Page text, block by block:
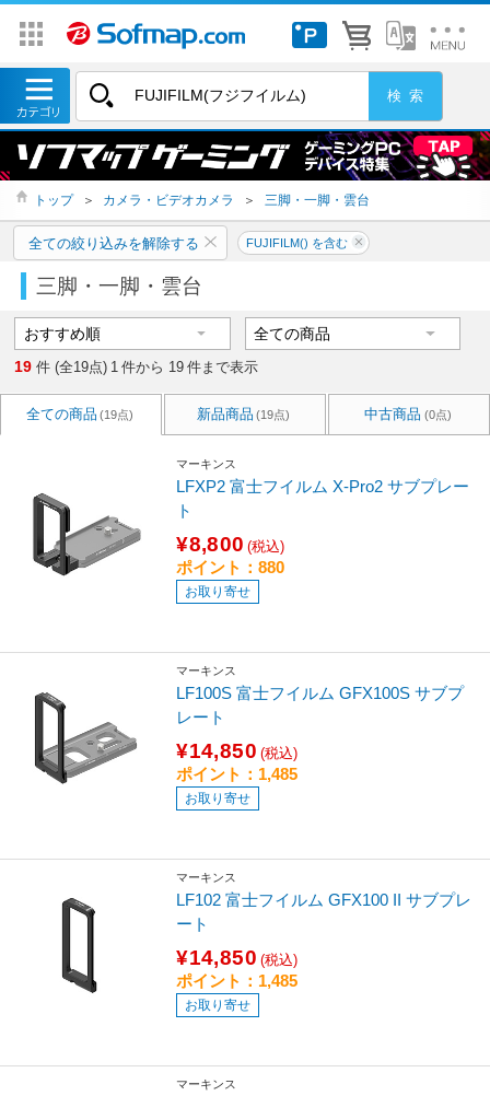
トップ ＞ カメラ・ビデオカメラ ＞ 三脚・一脚・雲台
全ての絞り込みを解除する FUJIFILM() を含む
三脚・一脚・雲台
19 件 (全19点) 1 件から 19 件まで表示
全ての商品 (19点) 新品商品 (19点) 中古商品 (0点)
マーキンス
LFXP2 富士フイルム X-Pro2 サブプレー
ト
¥8,800 (税込)
ポイント：880
お取り寄せ
マーキンス
LF100S 富士フイルム GFX100S サブプ
レート
¥14,850 (税込)
ポイント：1,485
お取り寄せ
マーキンス
LF102 富士フイルム GFX100 II サブプレ
ート
¥14,850 (税込)
ポイント：1,485
お取り寄せ
マーキンス